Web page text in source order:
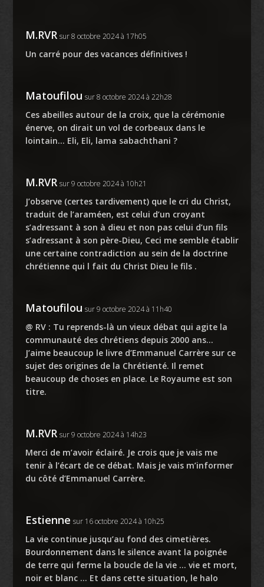
M.RVR sur 8 octobre 2024 à 17h05
Un carré pour des vacances définitives !
Matoufilou sur 8 octobre 2024 à 22h28
Ces abeilles autour de la croix, que la cérémonie
énerve, on dirait un vol de corbeaux dans le
lointain… Eli, Eli, lama sabachthani ?
M.RVR sur 9 octobre 2024 à 10h21
J’observe (certes tardivement) que le cri du Christ,
traduit de l’araméen, est celui d’un croyant
s’adressant à son à dieu et non pas celui d’un fils
s’adressant à son père-Dieu, Ceci me semble établir
une certaine contradiction au sein de la doctrine
chrétienne qui l fait du Christ Dieu le fils .
Matoufilou sur 9 octobre 2024 à 11h40
@ RV : Tu reprends-là un vieux débat qui agite la
communauté des chrétiens depuis 2000 ans…
J’aime beaucoup le livre d’Emmanuel Carrère sur ce
sujet des origines de la Chrétienté. Il remet
beaucoup de choses en place. Le Royaume est son
titre.
M.RVR sur 9 octobre 2024 à 14h23
Merci de m’avoir éclairé. Je crois que je vais me
tenir à l’écart de ce débat. Mais je vais m’informer
du côté d’Emmanuel Carrère.
Estienne sur 16 octobre 2024 à 10h25
La vie continue jusqu’au fond des cimetières.
Bourdonnement dans le silence avant la poignée
de terre qui ferme la boucle de la vie … vie et mort,
noir et blanc … Et dans cette situation, le halo